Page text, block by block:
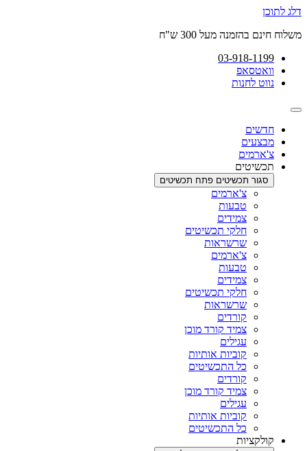
דלג לתוכן
משלוח חינם בהזמנה מעל 300 ש"ח
03-918-1199
וואטסאפ
נווט לחנות
חדשים
מבצעים
צ'ארמים
תכשיטים
סגור תכשיטים פתח תכשיטים
צ'ארמים
טבעות
צמידים
חלקי תכשיטים
שרשראות
צ'ארמים
טבעות
צמידים
חלקי תכשיטים
שרשראות
קורדים
צמיד קורד מוכן
עגילים
קוביות אותיות
כל התכשיטים
קורדים
צמיד קורד מוכן
עגילים
קוביות אותיות
כל התכשיטים
קולקציות